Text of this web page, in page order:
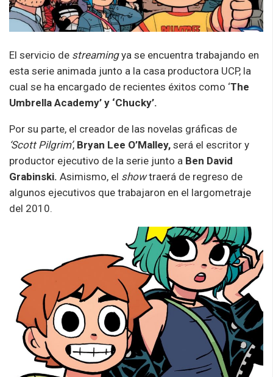
El servicio de streamingya se encuentra trabajando en
esta serie animada junto a la casa productora UCP, la
cual se ha encargado de recientes éxitos como ‘The
Umbrella Academy’ y ‘Chucky’.
Por su parte, el creador de las novelas gráficas de
‘Scott Pilgrim’, Bryan Lee O’Malley, será el escritor y
productor ejecutivo de la serie junto a Ben David
Grabinski. Asimismo, el showtraerá de regreso de
algunos ejecutivos que trabajaron en el largometraje
del 2010.